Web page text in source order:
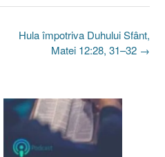
Hula împotriva Duhului Sfânt,
Matei 12:28, 31–32 →